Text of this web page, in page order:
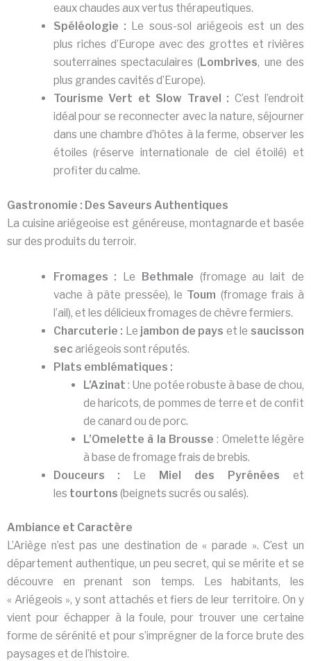
eaux chaudes aux vertus thérapeutiques.
Spéléologie : Le sous-sol ariégeois est un des
plus riches d’Europe avec des grottes et rivières
souterraines spectaculaires (Lombrives, une des
plus grandes cavités d’Europe).
Tourisme Vert et Slow Travel : C’est l’endroit
idéal pour se reconnecter avec la nature, séjourner
dans une chambre d’hôtes à la ferme, observer les
étoiles (réserve internationale de ciel étoilé) et
profiter du calme.
Gastronomie : Des Saveurs Authentiques
La cuisine ariégeoise est généreuse, montagnarde et basée
sur des produits du terroir.
Fromages : Le Bethmale (fromage au lait de
vache à pâte pressée), le Toum (fromage frais à
l’ail), et les délicieux fromages de chèvre fermiers.
Charcuterie : Le jambon de pays et le saucisson
secariégeois sont réputés.
Plats emblématiques :
L’Azinat : Une potée robuste à base de chou,
de haricots, de pommes de terre et de confit
de canard ou de porc.
L’Omelette à la Brousse : Omelette légère
à base de fromage frais de brebis.
Douceurs : Le Miel des Pyrénées et
les tourtons (beignets sucrés ou salés).
Ambiance et Caractère
L’Ariège n’est pas une destination de « parade ». C’est un
département authentique, un peu secret, qui se mérite et se
découvre en prenant son temps. Les habitants, les
« Ariégeois », y sont attachés et fiers de leur territoire. On y
vient pour échapper à la foule, pour trouver une certaine
forme de sérénité et pour s’imprégner de la force brute des
paysages et de l’histoire.